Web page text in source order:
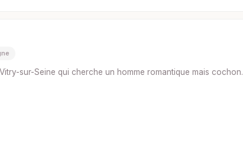
sur-Seine qui cherche un homme romantique mais cochon.